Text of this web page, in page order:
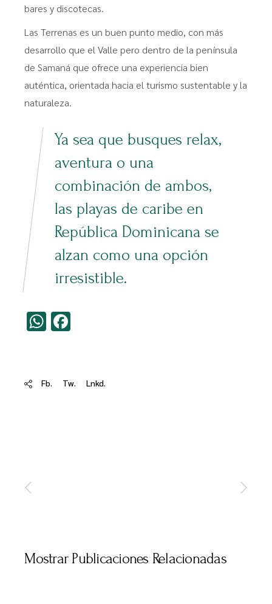
bares y discotecas.
Las Terrenas es un buen punto medio, con más
desarrollo que el Valle pero dentro de la península
de Samaná que ofrece una experiencia bien
auténtica, orientada hacia el turismo sustentable y la
naturaleza.
Ya sea que busques relax,
aventura o una
combinación de ambos,
las playas de caribe en
República Dominicana se
alzan como una opción
irresistible.
WhatsApp
Fb. Tw. Lnkd.
Mostrar Publicaciones Relacionadas